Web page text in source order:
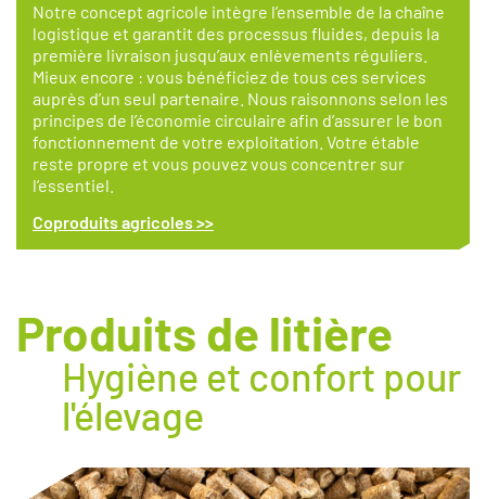
Notre concept agricole intègre l’ensemble de la chaîne
logistique et garantit des processus fluides, depuis la
première livraison jusqu’aux enlèvements réguliers.
Mieux encore : vous bénéficiez de tous ces services
auprès d’un seul partenaire. Nous raisonnons selon les
principes de l’économie circulaire afin d’assurer le bon
fonctionnement de votre exploitation. Votre étable
reste propre et vous pouvez vous concentrer sur
l’essentiel.
Coproduits agricoles>>
Produits de litière
Hygiène et confort pour
l'élevage